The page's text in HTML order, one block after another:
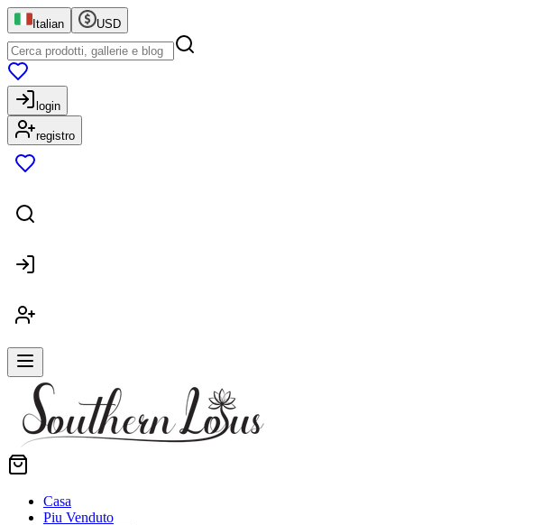
Italian USD
login
registro
Casa
Piu Venduto